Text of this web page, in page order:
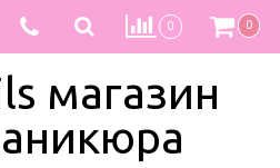
0 0
магазин